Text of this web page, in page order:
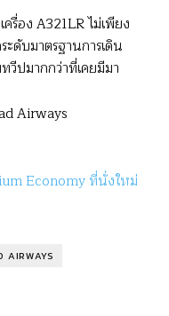
รื่อง A321LR ไม่เพียง
ะดับมาตรฐานการเดิน
วีปมากกว่าที่เคยมีมา
Airways
Economy ที่นั่งใหม่
AIRWAYS